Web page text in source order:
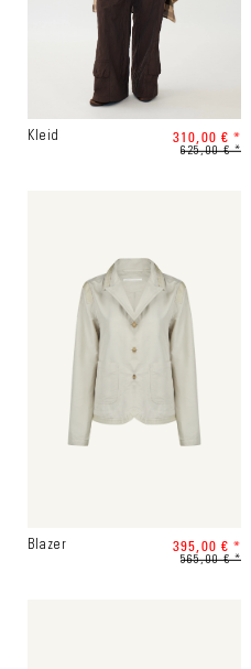
Kleid 310,00 € *
625,00 € *
Blazer 395,00 € *
565,00 € *